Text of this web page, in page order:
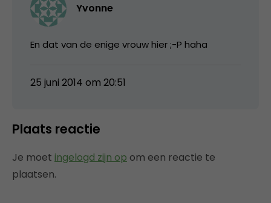
Yvonne
En dat van de enige vrouw hier ;-P haha
25 juni 2014 om 20:51
Plaats reactie
Je moet ingelogd zijn op om een reactie te
plaatsen.